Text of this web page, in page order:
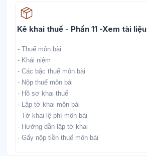
Kê khai thuế - Phần 11 -Xem tài liệu
- Thuế môn bài
- Khái niệm
- Các bậc thuế môn bài
- Nộp thuế môn bài
- Hồ sơ khai thuế
- Lập tờ khai môn bài
- Tờ khai lệ phí môn bài
- Hướng dẫn lập tờ khai
- Gấy nộp tiền thuế môn bài